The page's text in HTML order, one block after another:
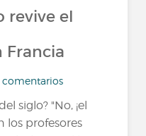
revive el
Francia
comentarios
siglo? "No, ¡el
los profesores